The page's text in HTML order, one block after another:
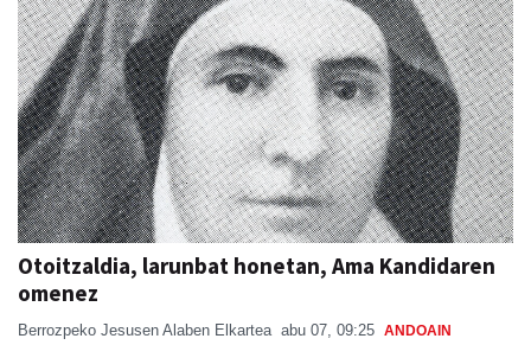
Otoitzaldia, larunbat honetan, Ama Kandidaren
omenez
Berrozpeko Jesusen Alaben Elkartea abu 07, 09:25 ANDOAIN